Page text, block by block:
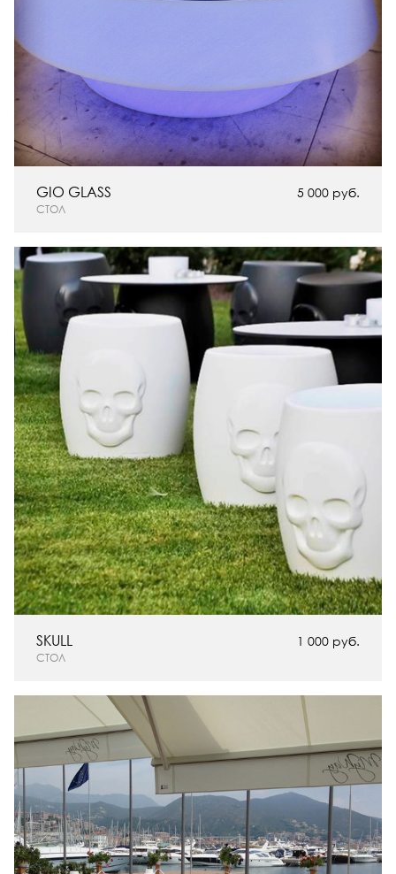
5 000 руб.
СТОЛ
GIO GLASS
1 000 руб.
СТОЛ
SKULL